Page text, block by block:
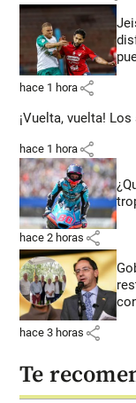
hace 1 hora share
¡Vuelta, vuelta!
hace 1 hora share
hace 2 horas share
hace 3 horas share
Te